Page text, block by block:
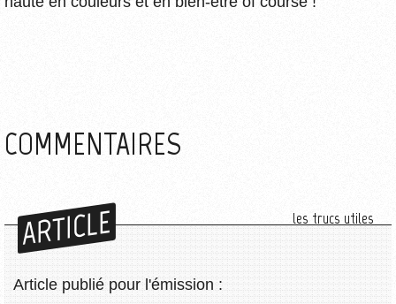
COMMENTAIRES
ARTICLE les trucs utiles
Article publié pour l'émission :